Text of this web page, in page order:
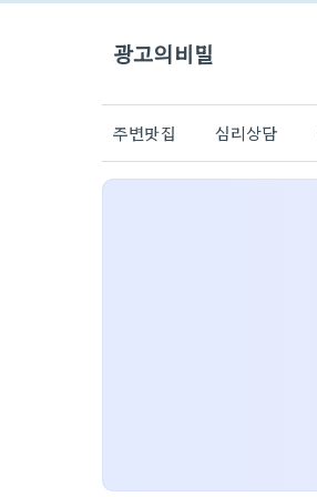
광고의비밀
주변맛집 심리상담